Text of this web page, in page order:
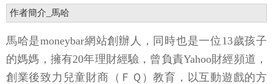
作者簡介_馬哈
馬哈是moneybar網站創辦人，同時也是一位13歲孩子
的媽媽，擁有20年理財經驗，曾負責Yahoo財經頻道，
創業後致力兒童財商（ＦＱ）教育，以互動遊戲的方